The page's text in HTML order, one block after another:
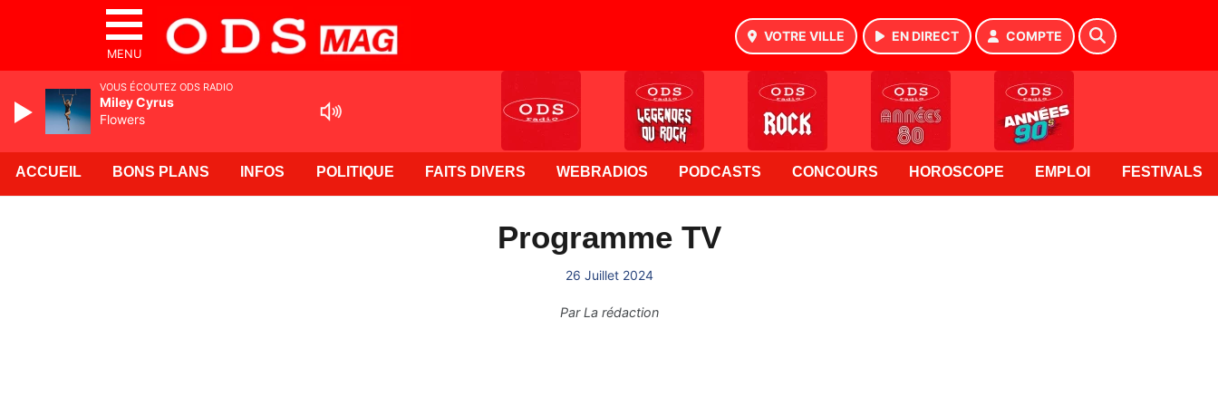
MENU
VOTRE VILLE EN DIRECT COMPTE
ACCUEIL BONS PLANS INFOS POLITIQUE FAITS DIVERS WEBRADIOS PODCASTS CONCOURS HOROSCOPE EMPLOI FESTIVALS
Programme TV
26 Juillet 2024
ParLa rédaction
VOUS ÉCOUTEZ ODS RADIO
Miley Cyrus
Flowers